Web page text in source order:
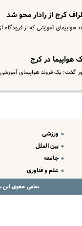
کرج از رادار محو شد
هواپیما در کرج
گفت: یک فروند هواپیمای
ورزشی
بین الملل
جامعه
علم و فناوری
تمامی حقوق